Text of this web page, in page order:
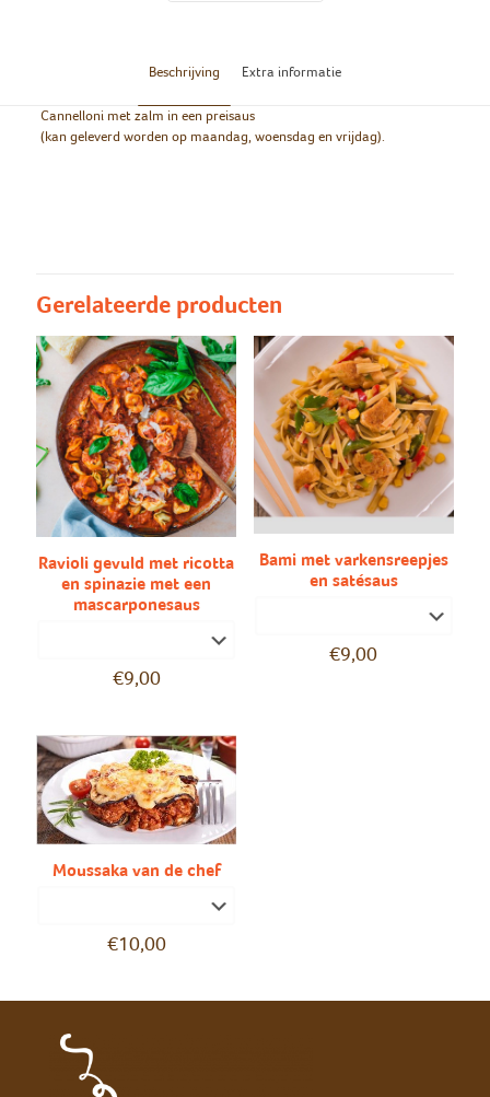
Beschrijving Extra informatie
Cannelloni met zalm in een preisaus
(kan geleverd worden op maandag, woensdag en vrijdag).
Gerelateerde producten
Ravioli gevuld met ricotta
en spinazie met een
mascarponesaus
€9,00
Bami met varkensreepjes
en satésaus
€9,00
Moussaka van de chef
€10,00